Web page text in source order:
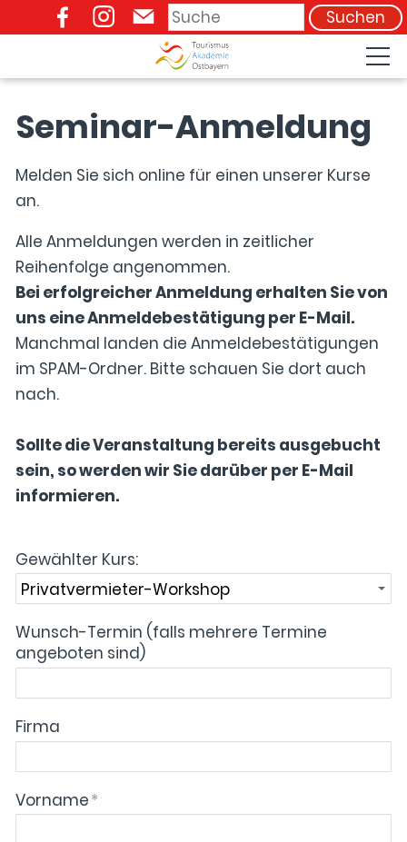
Suchen
Seminar-Anmeldung
Melden Sie sich online für einen unserer Kurse
an.
Alle Anmeldungen werden in zeitlicher
Reihenfolge angenommen.
Bei erfolgreicher Anmeldung erhalten Sie von
uns eine Anmeldebestätigung per E-Mail.
Manchmal landen die Anmeldebestätigungen
im SPAM-Ordner. Bitte schauen Sie dort auch
nach.
Sollte die Veranstaltung bereits ausgebucht
sein, so werden wir Sie darüber per E-Mail
informieren.
Gewählter Kurs:
Wunsch-Termin (falls mehrere Termine
angeboten sind)
Firma
Vorname*